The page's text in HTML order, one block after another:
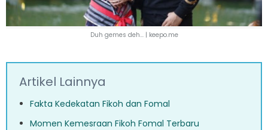
Duh gemes deh... | keepo.me
Artikel Lainnya
Fakta Kedekatan Fikoh dan Fomal
Momen Kemesraan Fikoh Fomal Terbaru